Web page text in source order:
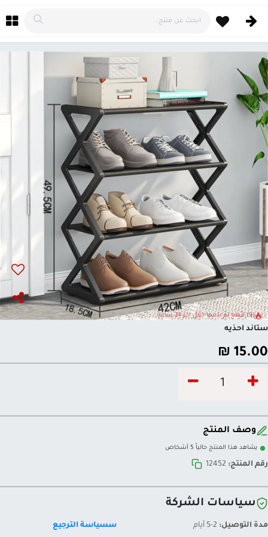
(9) قطع تم بيعها خلال آخر 24 ساعة
ستاند احذيه
15.00
₪
وصف المنتج
يشاهد هذا المنتج حالياً 5 أشخاص
رقم المنتج: 12452
سياسات الشركة
مدة التوصيل: سسياسة الترجيع